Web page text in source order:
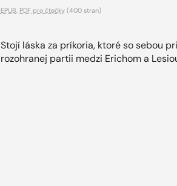
EPUB PDF pro čtečky(400 stran)
Stojí láska za príkoria, ktoré so sebou
rozohranej partii medzi Erichom a